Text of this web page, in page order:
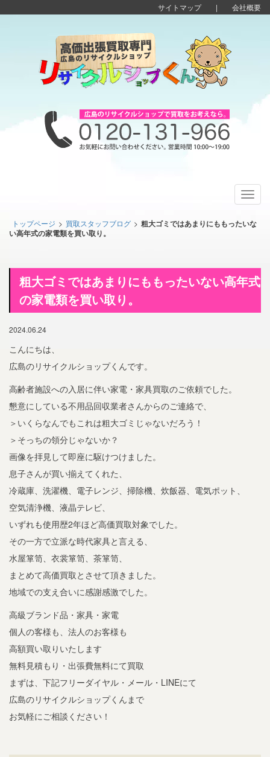
サイトマップ| 会社概要
トップページ > 買取スタッフブログ > 粗大ゴミではあまりにももったいな
い高年式の家電類を買い取り。
粗大ゴミではあまりにももったいない高年式
の家電類を買い取り。
2024.06.24
こんにちは、
広島のリサイクルショップくんです。
高齢者施設への入居に伴い家電・家具買取のご依頼でした。
懇意にしている不用品回収業者さんからのご連絡で、
＞いくらなんでもこれは粗大ゴミじゃないだろう！
＞そっちの領分じゃないか？
画像を拝見して即座に駆けつけました。
息子さんが買い揃えてくれた、
冷蔵庫、洗濯機、電子レンジ、掃除機、炊飯器、電気ポット、
空気清浄機、液晶テレビ、
いずれも使用歴2年ほど高価買取対象でした。
その一方で立派な時代家具と言える、
水屋箪笥、衣裳箪笥、茶箪笥、
まとめて高価買取とさせて頂きました。
地域での支え合いに感謝感激でした。
高級ブランド品・家具・家電
個人の客様も、法人のお客様も
高額買い取りいたします
無料見積もり・出張費無料にて買取
まずは、下記フリーダイヤル・メール・LINEにて
広島のリサイクルショップくんまで
お気軽にご相談ください！